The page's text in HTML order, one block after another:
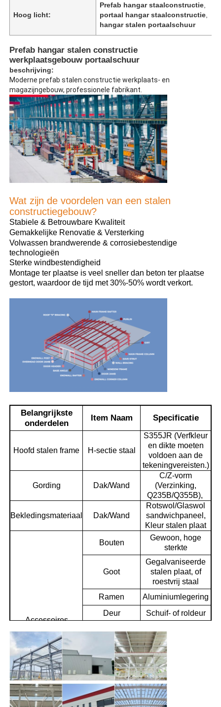
Thuis
Producten
Videos
Kwaliteitscontrole
nieuws
Alle Gevallen
Vraag een offerte aan
Stalen structuurgebouw
Workshop staalconstructies
staalconstructie magazijn
Schuur voor staalconstructies
Zware Staalstructuur
Stalen brug
stalen structuurkantoor
Hoog licht:
Prefab hangar staalconstructie
portaal hangar staalconstructie
hangar stalen portaalschuur
Prefab hangar stalen constructie
werkplaatsgebouw portaalschuur
beschrijving:
Moderne prefab stalen constructie werkplaats- en
magazijngebouw, professionele fabrikant.
Wat zijn de voordelen van een stalen
constructiegebouw?
Stabiele & Betrouwbare Kwaliteit
Gemakkelijke Renovatie & Versterking
Volwassen brandwerende & corrosiebestendige
technologieën
Sterke windbestendigheid
Montage ter plaatse is veel sneller dan beton ter plaatse
gestort, waardoor de tijd met 30%-50% wordt verkort.
Belangrijkste
onderdelen
Item Naam Specificatie
Hoofd stalen frame H-sectie staal
S355JR (Verfkleur
en dikte moeten
voldoen aan de
tekeningvereisten.)
Gording Dak/Wand
C/Z-vorm
(Verzinking,
Q235B/Q355B),
Bekledingsmateriaal Dak/Wand
Rotswol/Glaswol
sandwichpaneel,
Kleur stalen plaat
Accessoires
Bouten
Gewoon, hoge
sterkte
Goot
Gegalvaniseerde
stalen plaat, of
roestvrij staal
Ramen
Aluminiumlegering
Deur
Schuif- of roldeur
Afvoerpijpen
metalen pijp
Randafdekking
Aluminium plaat
Ventilatie
Roestvrijstalen
ventilatie
Kraan
Volg de
tekeningvereisten